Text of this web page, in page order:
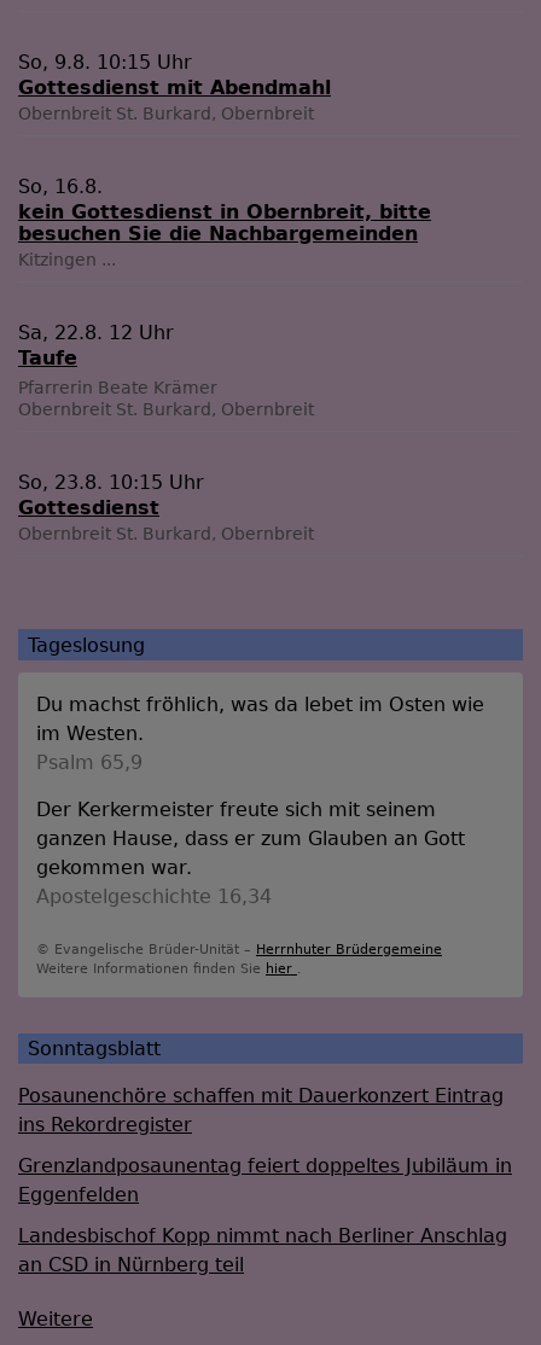
So, 9.8. 10:15 Uhr
Gottesdienst mit Abendmahl
Obernbreit St. Burkard, Obernbreit
So, 16.8.
kein Gottesdienst in Obernbreit, bitte
besuchen Sie die Nachbargemeinden
Kitzingen ...
Sa, 22.8. 12 Uhr
Taufe
Pfarrerin Beate Krämer
Obernbreit St. Burkard, Obernbreit
So, 23.8. 10:15 Uhr
Gottesdienst
Obernbreit St. Burkard, Obernbreit
Tageslosung
Du machst fröhlich, was da lebet im Osten wie
im Westen.
Psalm 65,9
Der Kerkermeister freute sich mit seinem
ganzen Hause, dass er zum Glauben an Gott
gekommen war.
Apostelgeschichte 16,34
© Evangelische Brüder-Unität – Herrnhuter Brüdergemeine
Weitere Informationen finden Sie hier .
Sonntagsblatt
Posaunenchöre schaffen mit Dauerkonzert Eintrag
ins Rekordregister
Grenzlandposaunentag feiert doppeltes Jubiläum in
Eggenfelden
Landesbischof Kopp nimmt nach Berliner Anschlag
an CSD in Nürnberg teil
Weitere